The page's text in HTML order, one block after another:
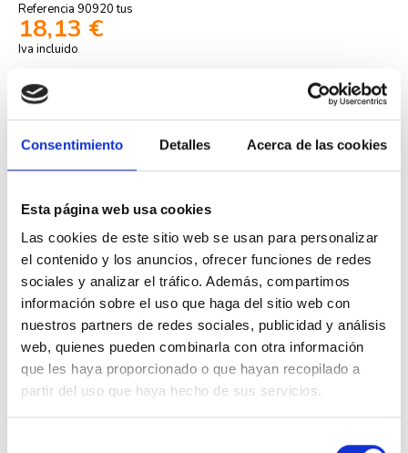
Consentimiento Detalles Acerca de las cookies
Esta página web usa cookies
Las cookies de este sitio web se usan para personalizar
el contenido y los anuncios, ofrecer funciones de redes
sociales y analizar el tráfico. Además, compartimos
información sobre el uso que haga del sitio web con
nuestros partners de redes sociales, publicidad y análisis
web, quienes pueden combinarla con otra información
que les haya proporcionado o que hayan recopilado a
partir del uso que haya hecho de sus servicios.
Referencia 90920 tus
18,13 €
Iva incluido
marco de 2 elementos Efapel 90920 TUSde la serieLogus 90
permite instalar dos mecanismos eléctricos de forma ordenada y
funcional. Este marco está fabricado en aluminio y gris, ofreciendo
resistencia y durabilidad para instalaciones domésticas y comerciales.
Compatible exclusivamente con la serie METALLO de Efapel, este marco
facilita la distribución de los puntos eléctricos en paredes y tabiques. Su
diseño permite una instalación rápida y segura de interruptores,
enchufes y otros dispositivos eléctricos.
Referencia del fabricante: 90920 TUS
Serie: Logus 90